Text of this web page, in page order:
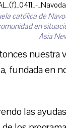
católica de
en
Asia
nuestra
fundada en
las